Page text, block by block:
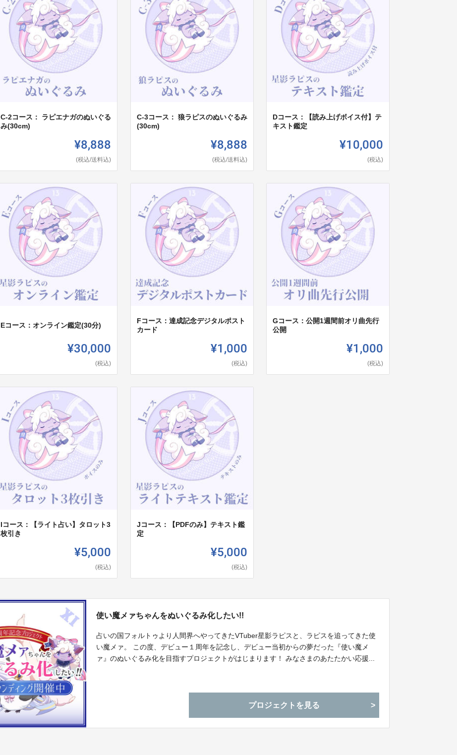
C-2コース： ラピエナガのぬいぐる
み(30cm)
¥8,888
(税込/送料込)
C-3コース： 狼ラピスのぬいぐるみ
(30cm)
¥8,888
(税込/送料込)
Dコース：【読み上げボイス付】テ
キスト鑑定
¥10,000
(税込)
Eコース：オンライン鑑定(30分)
¥30,000
(税込)
Fコース：達成記念デジタルポスト
カード
¥1,000
(税込)
Gコース：公開1週間前オリ曲先行
公開
¥1,000
(税込)
Iコース：【ライト占い】タロット3
枚引き
¥5,000
(税込)
Jコース：【PDFのみ】テキスト鑑
定
¥5,000
(税込)
使い魔メァちゃんをぬいぐるみ化したい!!
占いの国フォルトゥより人間界へやってきたVTuber星影ラピスと、ラピスを追ってきた使
い魔メァ。 この度、デビュー１周年を記念し、デビュー当初からの夢だった『使い魔メ
ァ』のぬいぐるみ化を目指すプロジェクトがはじまります！ みなさまのあたたかい応援...
プロジェクトを見る